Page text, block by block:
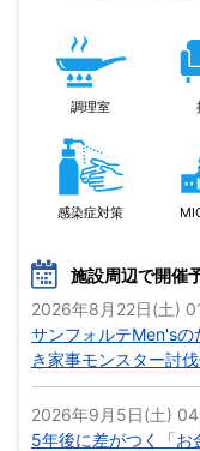
調理室
感染症対策
施設周辺で開催
2026年8月22日(土)
サンフォルテMen'sの
き家事モンスター討伐
2026年9月5日(土)
5年後に差がつく「お